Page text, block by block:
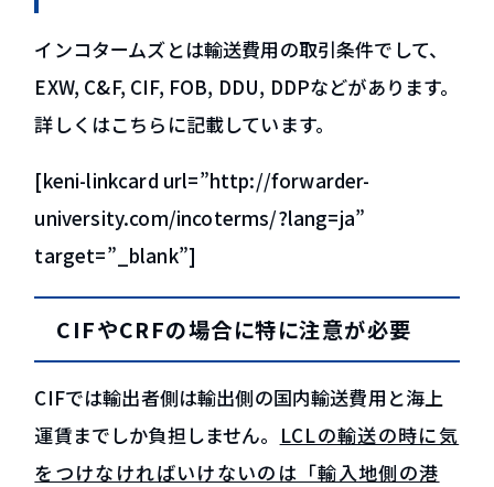
インコタームズとは輸送費用の取引条件でして、
EXW, C&F, CIF, FOB, DDU, DDPなどがあります。
詳しくはこちらに記載しています。
[keni-linkcard url=”http://forwarder-
university.com/incoterms/?lang=ja”
target=”_blank”]
CIFやCRFの場合に特に注意が必要
CIFでは輸出者側は輸出側の国内輸送費用と海上
運賃までしか負担しません。 LCLの輸送の時に気
をつけなければいけないのは「輸入地側の港